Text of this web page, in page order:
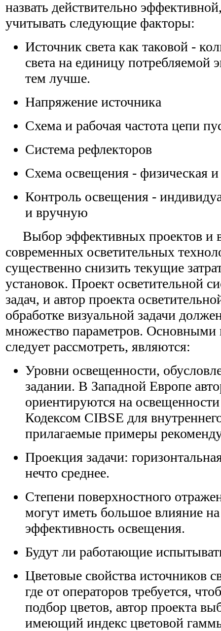
назвать действительно
учитывать следующие факторы:
Источник света как таковой -
света на единицу потребляемой
тем лучше.
Напряжение источника
Схема и рабочая частота цепи
Система рефлекторов
Схема освещения - физическая и
Контроль освещения -
и вручную
Выбор эффективных проектов и
современных осветительных
существенно снизить текущие
установок. Проект осветительной
задач, и автор проекта
обработке визуальной задачи
множество параметров. Основными
следует рассмотреть, являются:
Уровни освещенности,
задании. В Западной Европе
ориентируются на освещенности
Кодексом CIBSE для
прилагаемые примеры
Проекция задачи:
нечто среднее.
Степени поверхностного
могут иметь большое влияние на
эффективность освещения.
Будут ли работающие
Цветовые свойства источников
где от операторов требуется,
подбор цветов, автор проекта
имеющий индекс цветовой